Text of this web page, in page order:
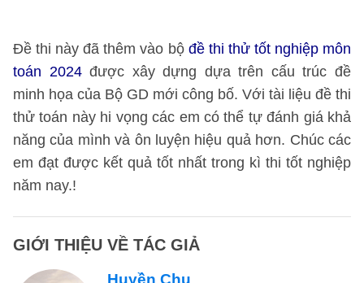
Đề thi này đã thêm vào bộ đề thi thử tốt nghiệp môn
toán 2024được xây dựng dựa trên cấu trúc đề
minh họa của Bộ GD mới công bố. Với tài liệu đề thi
thử toán này hi vọng các em có thể tự đánh giá khả
năng của mình và ôn luyện hiệu quả hơn. Chúc các
em đạt được kết quả tốt nhất trong kì thi tốt nghiệp
năm nay.!
GIỚI THIỆU VỀ TÁC GIẢ
Huyền Chu